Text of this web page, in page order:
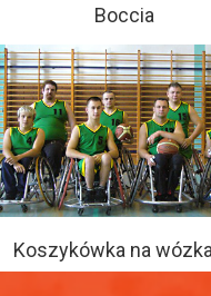
Boccia
Koszykówka na